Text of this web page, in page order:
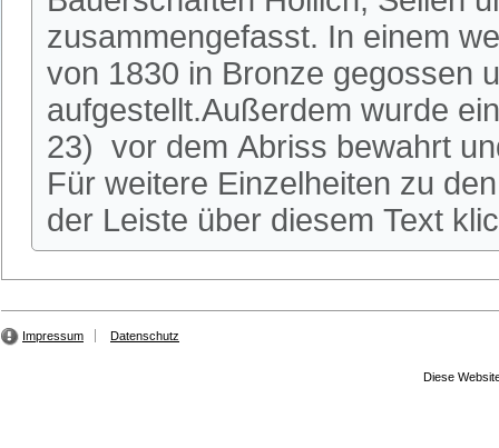
zusammengefasst. In einem
von 1830 in Bronze gegossen
aufgestellt.Außerdem wurde
23) vor dem Abriss bewahrt
Für weitere Einzelheiten zu
der Leiste über diesem Text
Impressum Datenschutz
Diese